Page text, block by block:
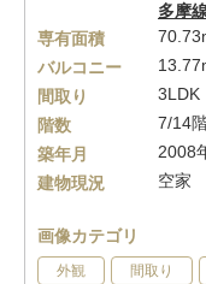
多摩
専有面積
バルコニー
間取り
3LDK
階数
7/14
築年月
2008
建物現況
空家
画像カテゴリ
外観 間取り